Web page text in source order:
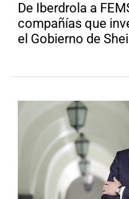
De Iberdrola a
compañías que
el Gobierno de